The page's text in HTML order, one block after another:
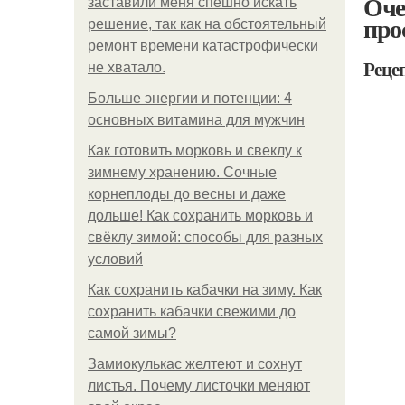
решение, так как на обстоятельный
ремонт времени катастрофически
не хватало.
Больше энергии и потенции: 4
основных витамина для мужчин
Как готовить морковь и свеклу к
зимнему хранению. Сочные
корнеплоды до весны и даже
дольше! Как сохранить морковь и
свёклу зимой: способы для разных
условий
Как сохранить кабачки на зиму. Как
сохранить кабачки свежими до
самой зимы?
Замиокулькас желтеют и сохнут
листья. Почему листочки меняют